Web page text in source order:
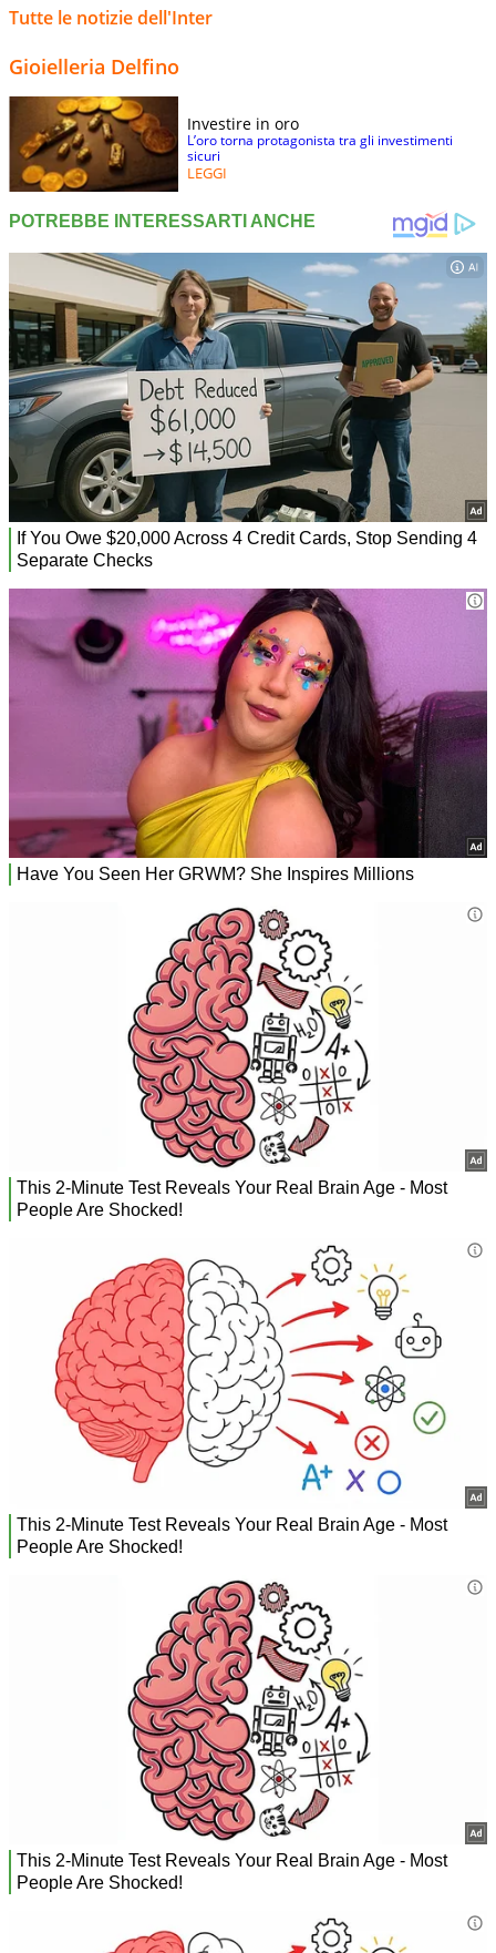
Tutte le notizie dell'Inter
Gioielleria Delfino
Investire in oro
L’oro torna protagonista tra gli investimenti
sicuri
LEGGI